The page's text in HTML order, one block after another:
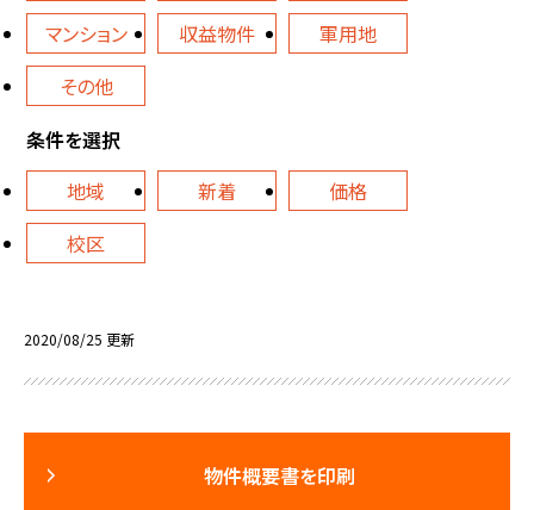
マンション
収益物件
軍用地
その他
条件を選択
地域
新着
価格
校区
2020/08/25 更新
物件概要書を印刷